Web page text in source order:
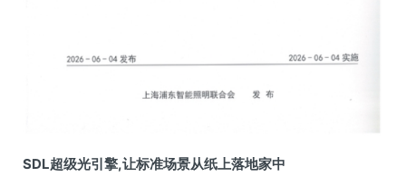
SDL超级光引擎,让标准场景从纸上落地家中